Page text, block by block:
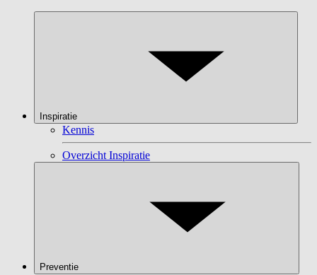
Inspiratie
Kennis
Overzicht Inspiratie
Preventie